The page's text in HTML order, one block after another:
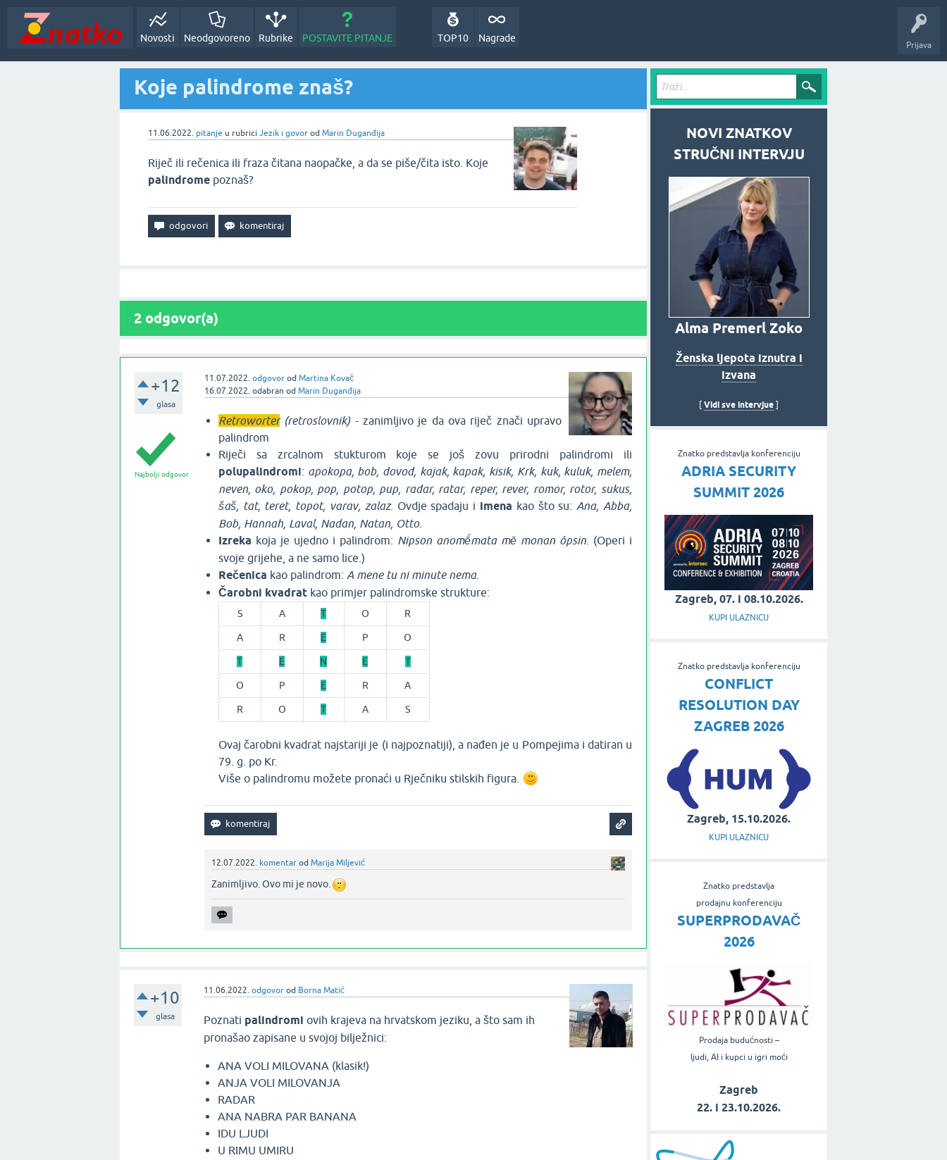
Prijava
Novosti Neodgovoreno Rubrike POSTAVITE PITANJE Nagrade
TOP10
Koje palindrome znaš?
11.06.2022. pitanje u rubrici Jezik i govor od Marin Duganđija
Riječ ili rečenica ili fraza čitana naopačke, a da se piše/čita isto. Koje
palindrome poznaš?
2 odgovor(a)
+12
glasa
11.07.2022. odgovor od Martina Kovač
16.07.2022. odabran od Marin Duganđija
Najbolji odgovor
Retroworter(retroslovnik) - zanimljivo je da ova riječ znači upravo
palindrom
Riječi sa zrcalnom stukturom koje se još zovu prirodni palindromi ili
polupalindromi: apokopa, bob, dovod, kajak, kapak, kisik, Krk, kuk, kuluk, melem,
neven, oko, pokop, pop, potop, pup, radar, ratar, reper, rever, romor, rotor, sukus,
šaš, tat, teret, topot, varav, zalaz. Ovdje spadaju i imena kao što su: Ana, Abba,
Bob, Hannah, Laval, Nadan, Natan, Otto.
Izreka koja je ujedno i palindrom: Nipson anomḗmata mē monan ópsin. (Operi i
svoje grijehe, a ne samo lice.)
Rečenica kao palindrom: A mene tu ni minute nema.
Čarobni kvadratkao primjer palindromske strukture:
S A T O R
A R E P O
T E N E T
O P E R A
R O T A S
Ovaj čarobni kvadrat najstariji je (i najpoznatiji), a nađen je u Pompejima i datiran u
79. g. po Kr.
Više o palindromu možete pronaći u Rječniku stilskih figura.
12.07.2022. komentar od Marija Miljević
Zanimljivo. Ovo mi je novo.
+10
glasa
11.06.2022. odgovor od Borna Matić
Poznati palindromi ovih krajeva na hrvatskom jeziku, a što sam ih
pronašao zapisane u svojoj bilježnici:
ANA VOLI MILOVANA (klasik!)
ANJA VOLI MILOVANJA
RADAR
ANA NABRA PAR BANANA
IDU LJUDI
U RIMU UMIRU
NOVI ZNATKOV
STRUČNI INTERVJU
Alma Premerl Zoko
Ženska ljepota iznutra i
izvana
Vidi sve intervjue
Znatko predstavlja konferenciju
ADRIA SECURITY
SUMMIT 2026
Zagreb, 07. i 08.10.2026.
KUPI ULAZNICU
Znatko predstavlja konferenciju
CONFLICT
RESOLUTION DAY
ZAGREB 2026
Zagreb, 15.10.2026.
KUPI ULAZNICU
Znatko predstavlja
prodajnu konferenciju
SUPERPRODAVAČ
2026
Prodaja budućnosti –
ljudi, AI i kupci u igri moći
Zagreb
22. i 23.10.2026.